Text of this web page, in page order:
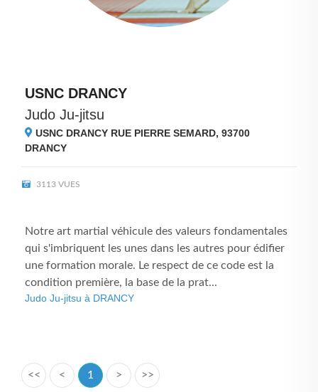
USNC DRANCY
Judo Ju-jitsu
USNC DRANCY RUE PIERRE SEMARD, 93700
DRANCY
3113 VUES
Notre art martial véhicule des valeurs fondamentales
qui s'imbriquent les unes dans les autres pour édifier
une formation morale. Le respect de ce code est la
condition première, la base de la prat...
Judo Ju-jitsu à DRANCY
<< < 1 > >>